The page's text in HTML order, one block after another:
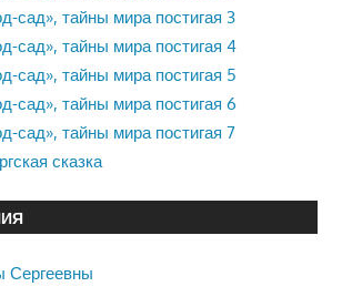
сад», тайны мира постигая 3
сад», тайны мира постигая 4
сад», тайны мира постигая 5
сад», тайны мира постигая 6
сад», тайны мира постигая 7
сказка
Сергеевны